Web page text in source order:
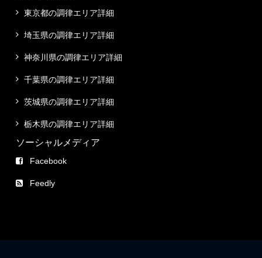
東京都の調律エリア詳細
埼玉県の調律エリア詳細
神奈川県の調律エリア詳細
千葉県の調律エリア詳細
茨城県の調律エリア詳細
栃木県の調律エリア詳細
ソーシャルメディア
Facebook
Feedly